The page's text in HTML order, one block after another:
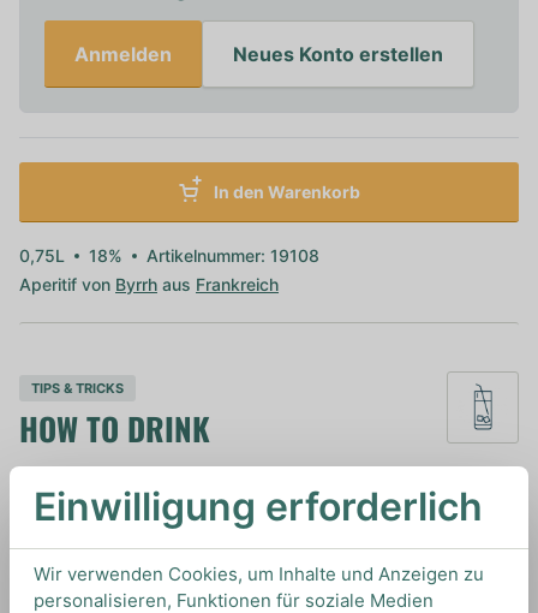
Anmelden Neues Konto erstellen
In den Warenkorb
0,75L 18%
Artikelnummer: 19108
Aperitif von Byrrh aus Frankreich
TIPS & TRICKS
HOW TO DRINK
Wir empfehlen diesen Aperitif pur zu genießen,
oder on the rocks. Außerdem eignet er sich sehr
gut für Twists auf einen Bentley Cocktail oder
einen Pisco Punch.
Einwilligung erforderlich
Wir verwenden Cookies, um Inhalte und Anzeigen zu
personalisieren, Funktionen für soziale Medien